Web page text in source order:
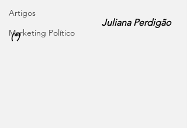
Artigos
Marketing Político
Juliana Perdigão
(*)